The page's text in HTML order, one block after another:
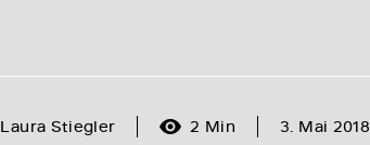
Laura Stiegler 2 Min 3. Mai 2018